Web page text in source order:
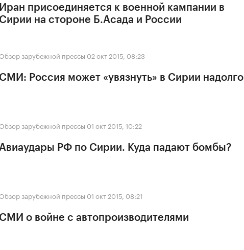
Иран присоединяется к военной кампании в
Сирии на стороне Б.Асада и России
Обзор зарубежной прессы 02 окт 2015, 08:23
СМИ: Россия может «увязнуть» в Сирии надолго
Обзор зарубежной прессы 01 окт 2015, 10:22
Авиаудары РФ по Сирии. Куда падают бомбы?
Обзор зарубежной прессы 01 окт 2015, 08:21
СМИ о войне с автопроизводителями